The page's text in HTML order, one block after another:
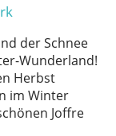
der Schnee
Wunderland!
Herbst
im Winter
Joffre